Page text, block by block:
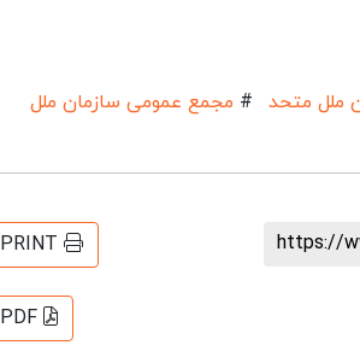
ملل متحد # مجمع عمومی سازمان ملل
https://
PRINT
PDF